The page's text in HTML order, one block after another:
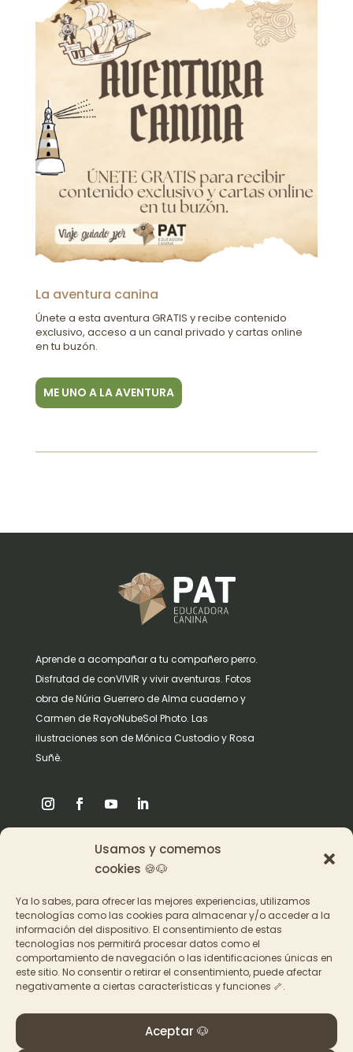
Usamos y comemos
cookies 🍪🐶
Ya lo sabes, para ofrecer las mejores experiencias, utilizamos
tecnologías como las cookies para almacenar y/o acceder a la
información del dispositivo. El consentimiento de estas
tecnologías nos permitirá procesar datos como el
comportamiento de navegación o las identificaciones únicas en
este sitio. No consentir o retirar el consentimiento, puede afectar
negativamente a ciertas características y funciones 🦴.
Aceptar 🐶
La aventura canina
Únete a esta aventura GRATIS y recibe contenido
exclusivo, acceso a un canal privado y cartas online
en tu buzón.
ME UNO A LA AVENTURA
Aprende a acompañar a tu compañero perro.
Disfrutad de conVIVIR y vivir aventuras. Fotos
obra de Núria Guerrero de Alma cuaderno y
Carmen de RayoNubeSol Photo. Las
ilustraciones son de Mónica Custodio y Rosa
Suñè.
Acceder a los cursos
Contacto